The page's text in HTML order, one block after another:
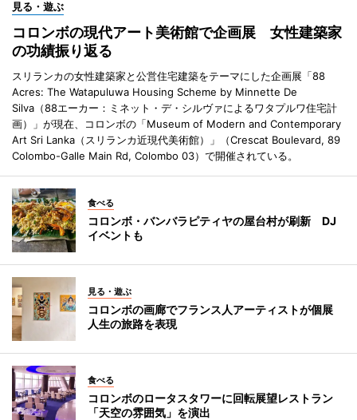
見る・遊ぶ
コロンボの現代アート美術館で企画展 女性建築家
の功績振り返る
スリランカの女性建築家と公営住宅建築をテーマにした企画展「88
Acres: The Watapuluwa Housing Scheme by Minnette De
Silva（88エーカー：ミネット・デ・シルヴァによるワタプルワ住宅計
画）」が現在、コロンボの「Museum of Modern and Contemporary
Art Sri Lanka（スリランカ近現代美術館）」（Crescat Boulevard, 89
Colombo-Galle Main Rd, Colombo 03）で開催されている。
食べる
コロンボ・バンバラピティヤの屋台村が刷新 DJ
イベントも
見る・遊ぶ
コロンボの画廊でフランス人アーティストが個展
人生の旅路を表現
食べる
コロンボのロータスタワーに回転展望レストラン
「天空の雰囲気」を演出